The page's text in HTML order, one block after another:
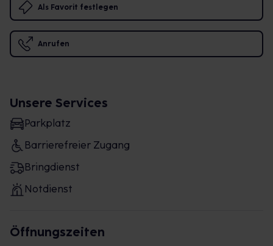
Als Favorit festlegen
Anrufen
Unsere Services
Parkplatz
Barrierefreier Zugang
Bringdienst
Notdienst
Öffnungszeiten